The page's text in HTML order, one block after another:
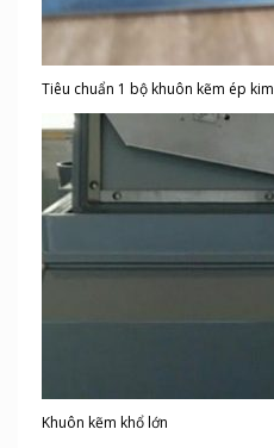
Tiêu chuẩn 1 bộ khuôn kẽm ép kim
Khuôn kẽm khổ lớn